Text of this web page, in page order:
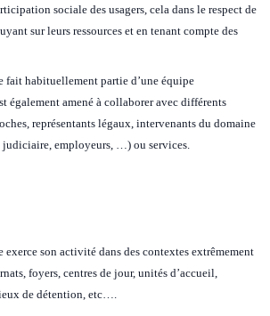
sociale des usagers, cela dans le respect de
sur leurs ressources et en tenant compte des
fait habituellement partie d’une équipe
également amené à collaborer avec différents
représentants légaux, intervenants du domaine
employeurs, …) ou services.
exerce son activité dans des contextes extrêmement
foyers, centres de jour, unités d’accueil,
de détention, etc….